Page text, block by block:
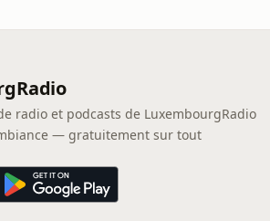
radio et podcasts de LuxembourgRadio
— gratuitement sur tout